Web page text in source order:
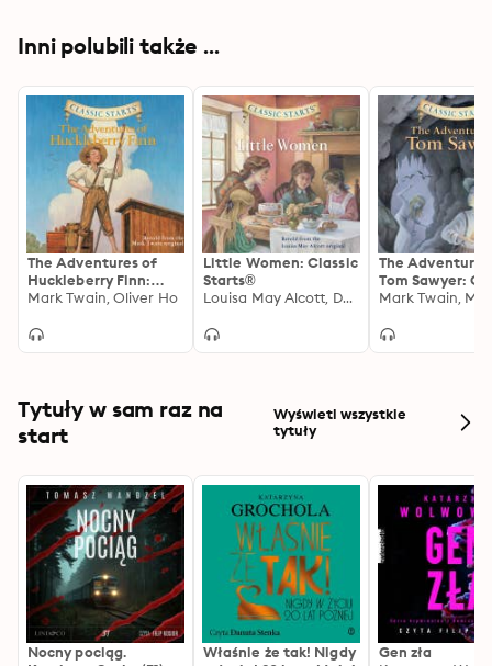
Inni polubili także ...
The Adventures of
Huckleberry Finn:
Classic Starts®
Mark Twain, Oliver Ho
Little Women: Classic
Starts®
Louisa May Alcott, Deanna McFadden
The
Tom Sawyer:
Starts®
Tytuły w sam raz na
start
Wyświetl wszystkie
tytuły
Nocny pociąg.
Właśnie że tak! Nigdy
Gen zła